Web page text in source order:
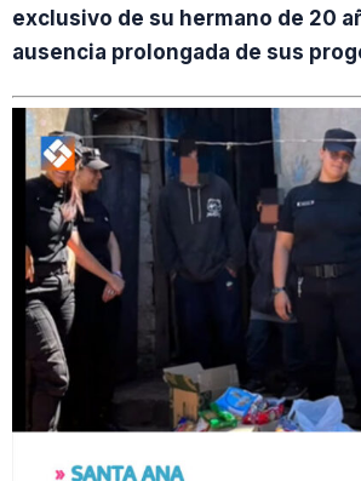
exclusivo de su hermano de 20
ausencia prolongada de sus